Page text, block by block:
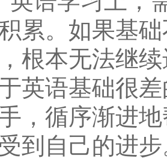
累。如果基
根本无法继
英语基础很
，循序渐进
到自己的进